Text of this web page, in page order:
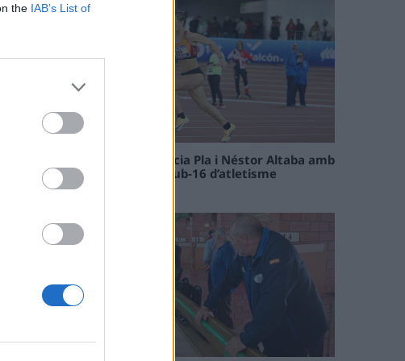
the IAB’s List of
Paula Sintorres, Patrícia Pla i Néstor Altaba amb
la selecció catalana sub-16 d’atletisme
08 maig 2026